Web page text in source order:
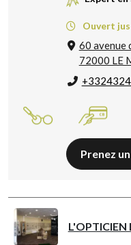
Ouvert
60 avenue
72000 LE
Prenez
L'OPTICIEN